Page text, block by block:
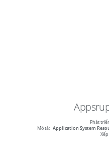
Phát
Mô tả: Application System